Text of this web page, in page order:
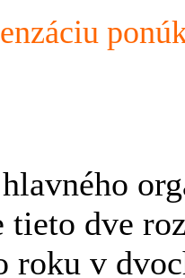
dve
roku v